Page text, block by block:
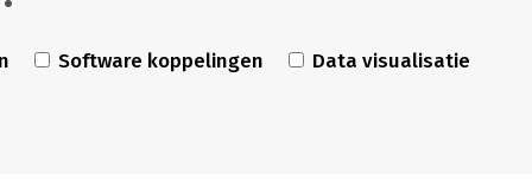
Software koppelingen Data visualisatie